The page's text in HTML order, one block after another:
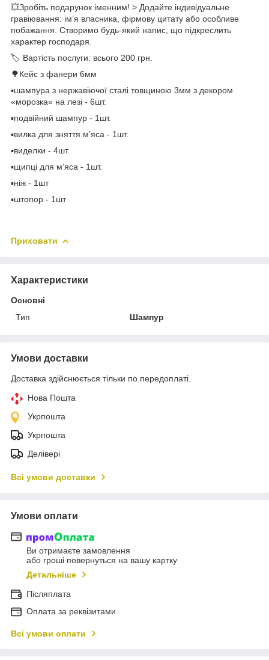
💥Зробіть подарунок іменним! > Додайте індивідуальне
гравіювання: ім’я власника, фірмову цитату або особливе
побажання. Створимо будь-який напис, що підкреслить
характер господаря.​
🏷 Вартість послуги: всього 200 грн.
🌳Кейс з фанери 6мм
▪️шампура з нержавіючої сталі товщиною 3мм з декором
«морозка» на лезі - 6шт.
▪️подвійний шампур - 1шт.
▪️вилка для зняття мʼяса - 1шт.
▪️виделки - 4шт.
▪️щипці для мʼяса - 1шт.
▪️ніж - 1шт
▪️штопор - 1шт
Приховати
Характеристики
Основні
Тип
Шампур
Умови доставки
Доставка здійснюється тільки по передоплаті.
Нова Пошта
Укрпошта
Укрпошта
Делівері
Всі умови доставки
Умови оплати
Ви отримаєте замовлення
або гроші повернуться на вашу картку
Детальніше
Післяплата
Оплата за реквізитами
Всі умови оплати